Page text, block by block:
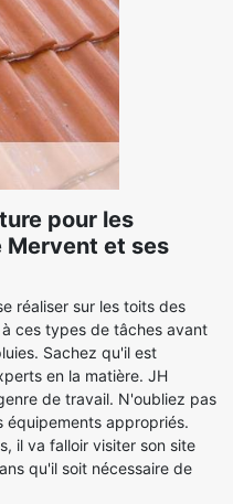
pour les
Mervent et ses
réaliser sur les toits des
ces types de tâches avant
Sachez qu'il est
en la matière. JH
de travail. N'oubliez pas
équipements appropriés.
il va falloir visiter son site
qu'il soit nécessaire de